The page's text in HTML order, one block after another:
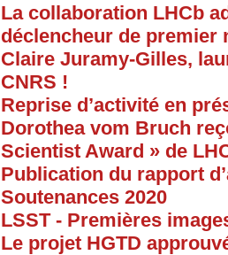
La collaboration LHCb
déclencheur de premier
Claire Juramy-Gilles,
CNRS !
Reprise d’activité en
Dorothea vom Bruch
Scientist Award » de
Publication du rapport
Soutenances 2020
LSST - Premières
Le projet HGTD